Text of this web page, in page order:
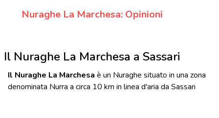
Nuraghe La Marchesa: Opinioni
Il Nuraghe La Marchesa a Sassari
Il Nuraghe La Marchesa è un Nuraghe situato in una zona
denominata Nurra a circa 10 km in linea d'aria da Sassari